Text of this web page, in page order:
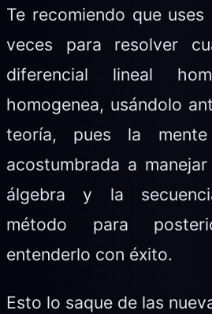
Te recomiendo que
veces para resolver
diferencial lineal
homogenea, usándolo
teoría, pues la
acostumbrada a
álgebra y la
método para
entenderlo con éxito.
Esto lo saque de las